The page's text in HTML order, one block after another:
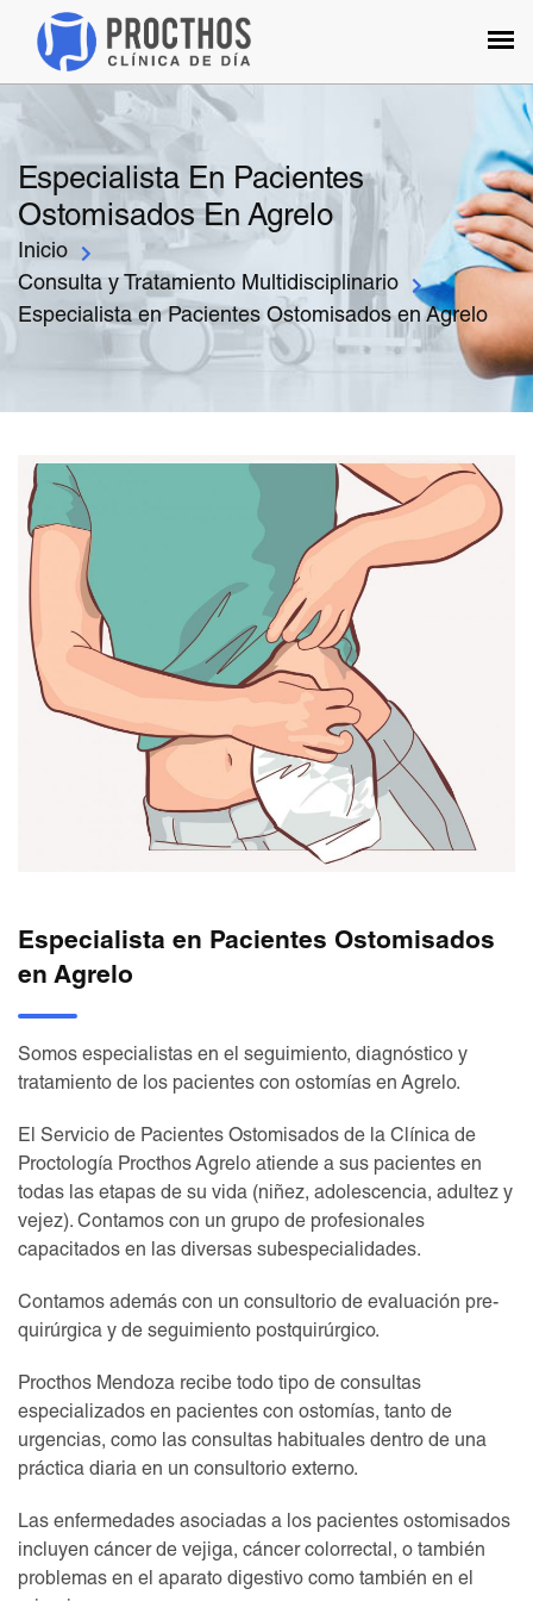
Especialista En Pacientes
Ostomisados En Agrelo
Inicio
Consulta y Tratamiento Multidisciplinario
Especialista en Pacientes Ostomisados en Agrelo
Especialista en Pacientes Ostomisados
en Agrelo
Somos especialistas en el seguimiento, diagnóstico y
tratamiento de los pacientes con ostomías en Agrelo.
El Servicio de Pacientes Ostomisados de la Clínica de
Proctología Procthos Agrelo atiende a sus pacientes en
todas las etapas de su vida (niñez, adolescencia, adultez y
vejez). Contamos con un grupo de profesionales
capacitados en las diversas subespecialidades.
Contamos además con un consultorio de evaluación pre-
quirúrgica y de seguimiento postquirúrgico.
Procthos Mendoza recibe todo tipo de consultas
especializados en pacientes con ostomías, tanto de
urgencias, como las consultas habituales dentro de una
práctica diaria en un consultorio externo.
Las enfermedades asociadas a los pacientes ostomisados
incluyen cáncer de vejiga, cáncer colorrectal, o también
problemas en el aparato digestivo como también en el